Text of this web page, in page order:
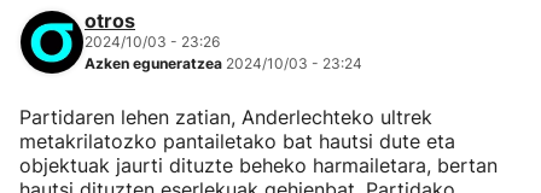
otros
2024/10/03 - 23:26
Azken eguneratzea 2024/10/03 - 23:24
Partidaren lehen zatian, Anderlechteko ultrek
metakrilatozko pantailetako bat hautsi dute eta
objektuak jaurti dituzte beheko harmailetara, bertan